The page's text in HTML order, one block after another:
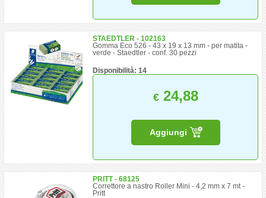
STAEDTLER - 102163
Gomma Eco 526 - 43 x 19 x 13 mm - per matita -
verde - Staedtler - conf. 30 pezzi
Disponibilità: 14
€24,88
Aggiungi
PRITT - 68125
Correttore a nastro Roller Mini - 4,2 mm x 7 mt -
Pritt